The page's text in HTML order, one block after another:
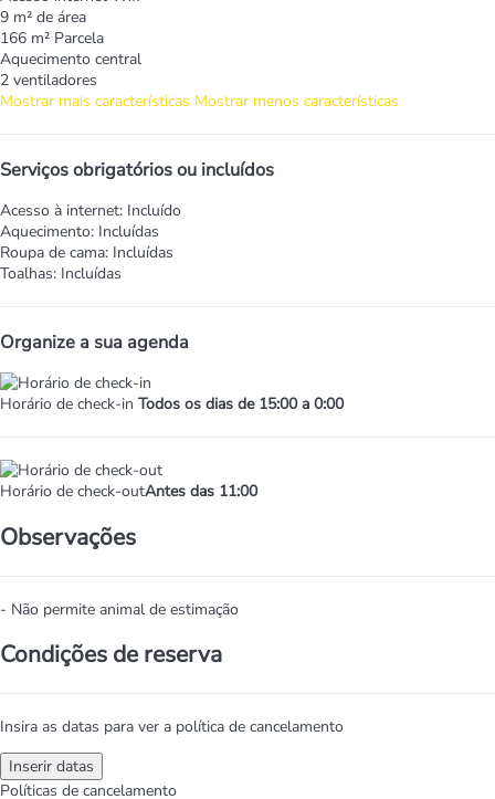
9 m² de área
166 m² Parcela
Aquecimento central
2 ventiladores
Mostrar mais características Mostrar menos características
Serviços obrigatórios ou incluídos
Acesso à internet: Incluído
Aquecimento: Incluídas
Roupa de cama: Incluídas
Toalhas: Incluídas
Organize a sua agenda
Horário de check-in Todos os dias de 15:00 a 0:00
Horário de check-outAntes das 11:00
Observações
- Não permite animal de estimação
Condições de reserva
Insira as datas para ver a política de cancelamento
Inserir datas
Políticas de cancelamento